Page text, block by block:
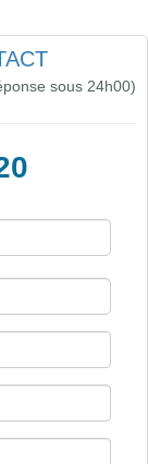
sous 24h00)